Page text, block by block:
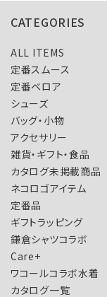
CATEGORIES
ALL ITEMS
定番スムース
定番ベロア
シューズ
バッグ・小物
アクセサリー
雑貨・ギフト・食品
カタログ未掲載商品
ネコロゴアイテム
定番品
ギフトラッピング
鎌倉シャツコラボ
Care+
ワコールコラボ水着
カタログ一覧